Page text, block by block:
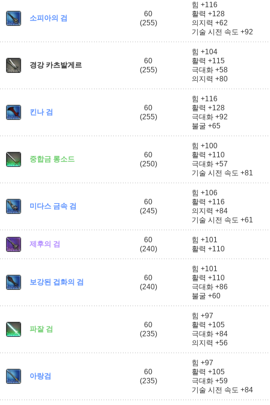
소피아의 검
60
(255)
힘 +116
활력 +128
의지력 +62
기술 시전 속도 +92
경강 카츠발게르
60
(255)
힘 +104
활력 +115
극대화 +58
의지력 +80
킨나 검
60
(255)
힘 +116
활력 +128
극대화 +92
불굴 +65
중합금 롱소드
60
(250)
힘 +100
활력 +110
극대화 +57
기술 시전 속도 +81
미다스 금속 검
60
(245)
힘 +106
활력 +116
의지력 +84
기술 시전 속도 +61
제후의 검
60
(240)
힘 +101
활력 +110
보강된 겁화의 검
60
(240)
힘 +101
활력 +110
극대화 +86
불굴 +60
파잘 검
60
(235)
힘 +97
활력 +105
극대화 +84
의지력 +56
아랑검
60
(235)
힘 +97
활력 +105
극대화 +59
기술 시전 속도 +84